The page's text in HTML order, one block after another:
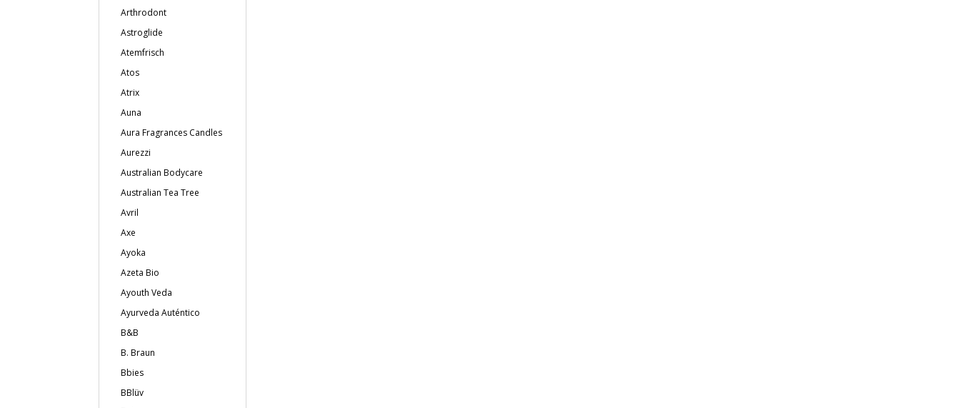
Arthrodont
Astroglide
Atemfrisch
Atos
Atrix
Auna
Aura Fragrances Candles
Aurezzi
Australian Bodycare
Australian Tea Tree
Avril
Axe
Ayoka
Azeta Bio
Ayouth Veda
Ayurveda Auténtico
B&B
B. Braun
Bbies
BBlüv